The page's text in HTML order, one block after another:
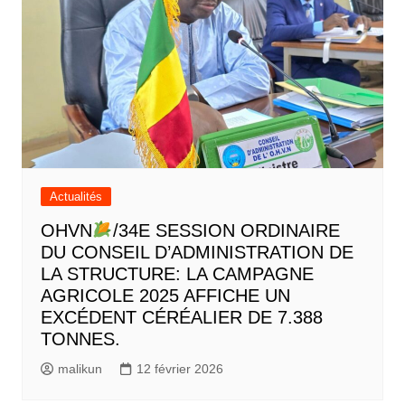
Actualités
OHVN
/34E SESSION ORDINAIRE
DU CONSEIL D’ADMINISTRATION DE
LA STRUCTURE: LA CAMPAGNE
AGRICOLE 2025 AFFICHE UN
EXCÉDENT CÉRÉALIER DE 7.388
TONNES.
malikun 12 février 2026